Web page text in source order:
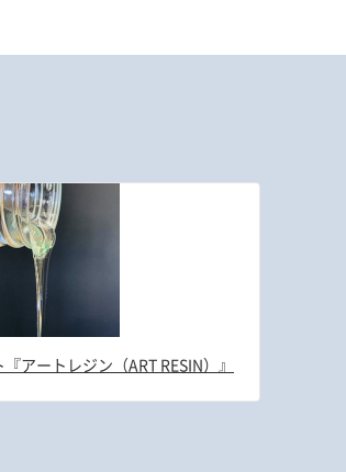
アートレジン（ART RESIN）』